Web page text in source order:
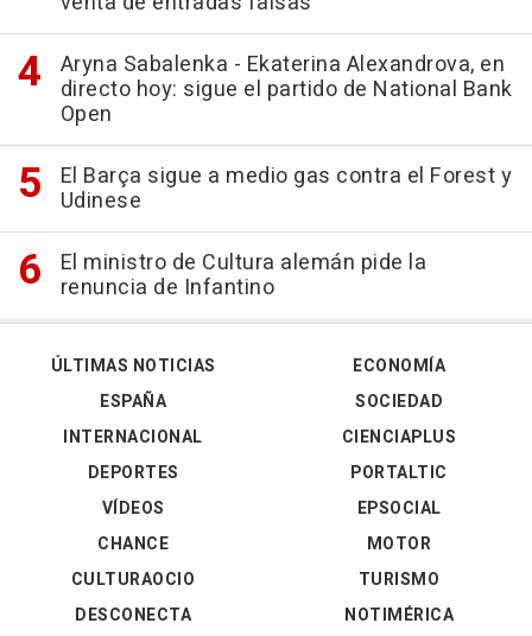
Aryna Sabalenka - Ekaterina Alexandrova, en
directo hoy: sigue el partido de National Bank
Open
El Barça sigue a medio gas contra el Forest y
Udinese
El ministro de Cultura alemán pide la
renuncia de Infantino
ÚLTIMAS NOTICIAS
ESPAÑA
INTERNACIONAL
DEPORTES
VÍDEOS
ECONOMÍA
SOCIEDAD
CIENCIAPLUS
PORTALTIC
EPSOCIAL
CHANCE
CULTURAOCIO
DESCONECTA
MOTOR
TURISMO
NOTIMÉRICA